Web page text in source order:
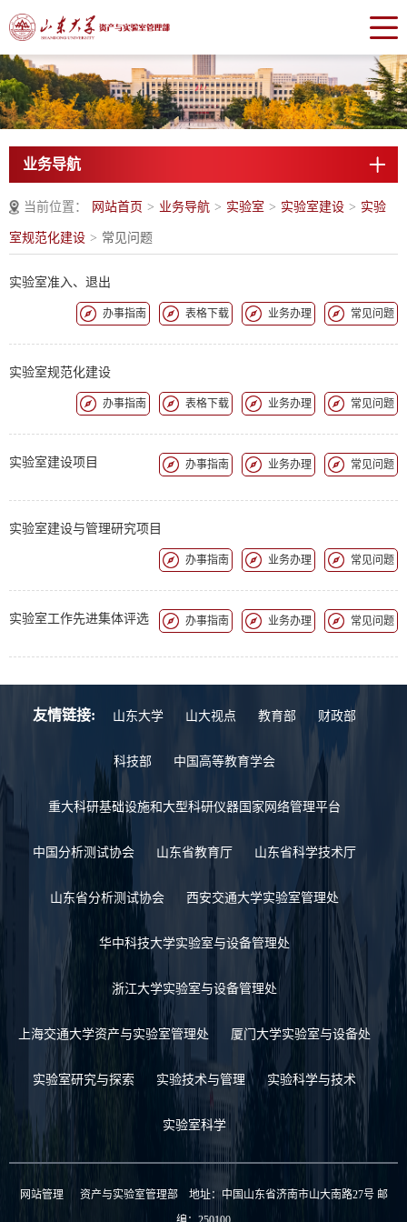
业务导航
当前位置： 网站首页 > 业务导航 > 实验室 > 实验室建设 > 实验
室规范化建设 > 常见问题
实验室准入、退出
办事指南 表格下载 业务办理 常见问题
实验室规范化建设
办事指南 表格下载 业务办理 常见问题
实验室建设项目 办事指南 业务办理 常见问题
实验室建设与管理研究项目
办事指南 业务办理 常见问题
实验室工作先进集体评选 办事指南 业务办理 常见问题
友情链接: 山东大学 山大视点 教育部 财政部
科技部 中国高等教育学会
重大科研基础设施和大型科研仪器国家网络管理平台
中国分析测试协会 山东省教育厅 山东省科学技术厅
山东省分析测试协会 西安交通大学实验室管理处
华中科技大学实验室与设备管理处
浙江大学实验室与设备管理处
上海交通大学资产与实验室管理处 厦门大学实验室与设备处
实验室研究与探索 实验技术与管理 实验科学与技术
实验室科学
网站管理资产与实验室管理部 地址：中国山东省济南市山大南路27号 邮